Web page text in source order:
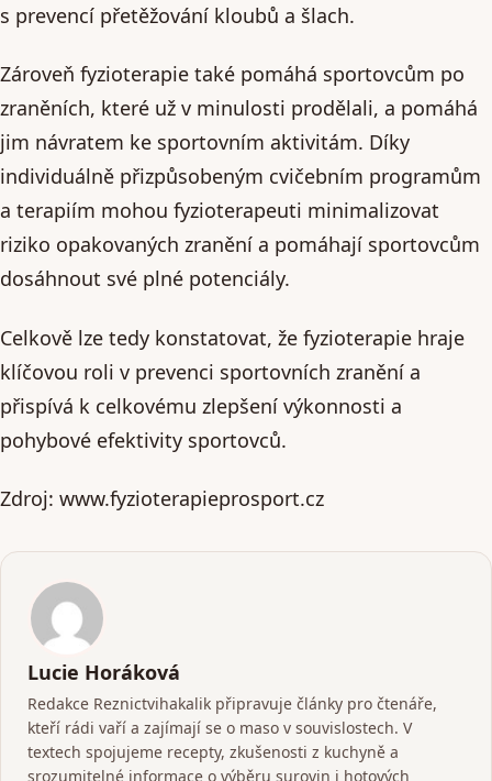
s prevencí přetěžování kloubů a šlach.
Zároveň fyzioterapie také pomáhá sportovcům po
zraněních, které už v minulosti prodělali, a pomáhá
jim návratem ke sportovním aktivitám. Díky
individuálně přizpůsobeným cvičebním programům
a terapiím mohou fyzioterapeuti minimalizovat
riziko opakovaných zranění a pomáhají sportovcům
dosáhnout své plné potenciály.
Celkově lze tedy konstatovat, že fyzioterapie hraje
klíčovou roli v prevenci sportovních zranění a
přispívá k celkovému zlepšení výkonnosti a
pohybové efektivity sportovců.
Zdroj: www.fyzioterapieprosport.cz
Lucie Horáková
Redakce Reznictvihakalik připravuje články pro čtenáře,
kteří rádi vaří a zajímají se o maso v souvislostech. V
textech spojujeme recepty, zkušenosti z kuchyně a
srozumitelné informace o výběru surovin i hotových